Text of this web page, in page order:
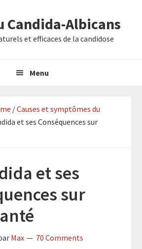
Candida-Albicans
et efficaces de la candidose
Menu
/Causes et symptômes du
et ses Conséquences sur
et ses
sur
Max 70 Comments